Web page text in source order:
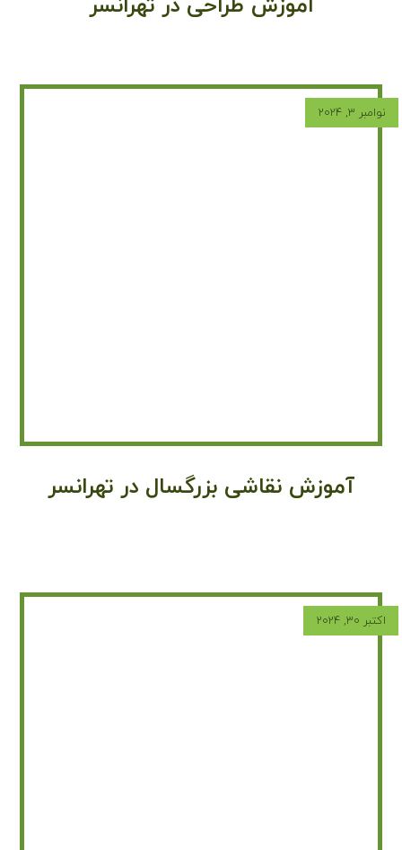
اموزش طراحی در تهرانسر
آموزش نقاشی بزرگسال در تهرانسر
نوامبر ۳, ۲۰۲۴
اکتبر ۳۰, ۲۰۲۴